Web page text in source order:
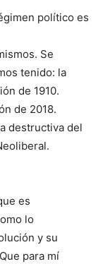
político es
Se
tenido: la
de 1910.
de 2018.
destructiva del
es
lo
y su
para mí